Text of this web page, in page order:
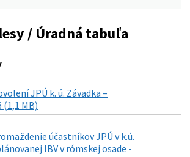
/ Úradná tabuľa
JPÚ k. ú. Závadka –
(1,1 MB)
účastníkov JPÚ v k.ú.
IBV v rómskej osade -